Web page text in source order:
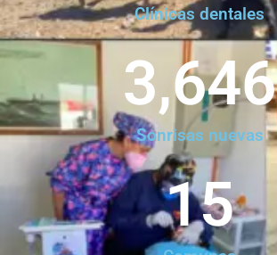
Clínicas dentales
Sonrisas nuevas
3,646
15